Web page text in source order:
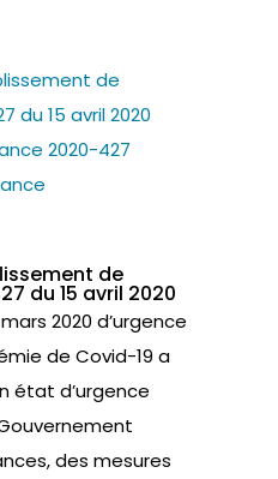
de
du 15 avril 2020
2020-427
de
du 15 avril 2020
2020 d’urgence
de Covid-19 a
état d’urgence
des mesures